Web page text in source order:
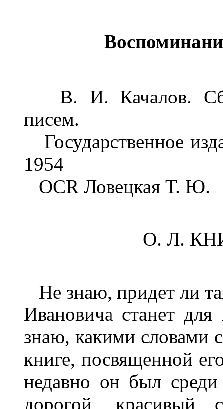
В. И. Качалов.
писем.
Государственное
1954
OCR Ловецкая Т. Ю.
О. Л.
Не знаю, придет ли
Ивановича станет
знаю, какими словами
книге, посвященной
недавно он был
дорогой, красивый